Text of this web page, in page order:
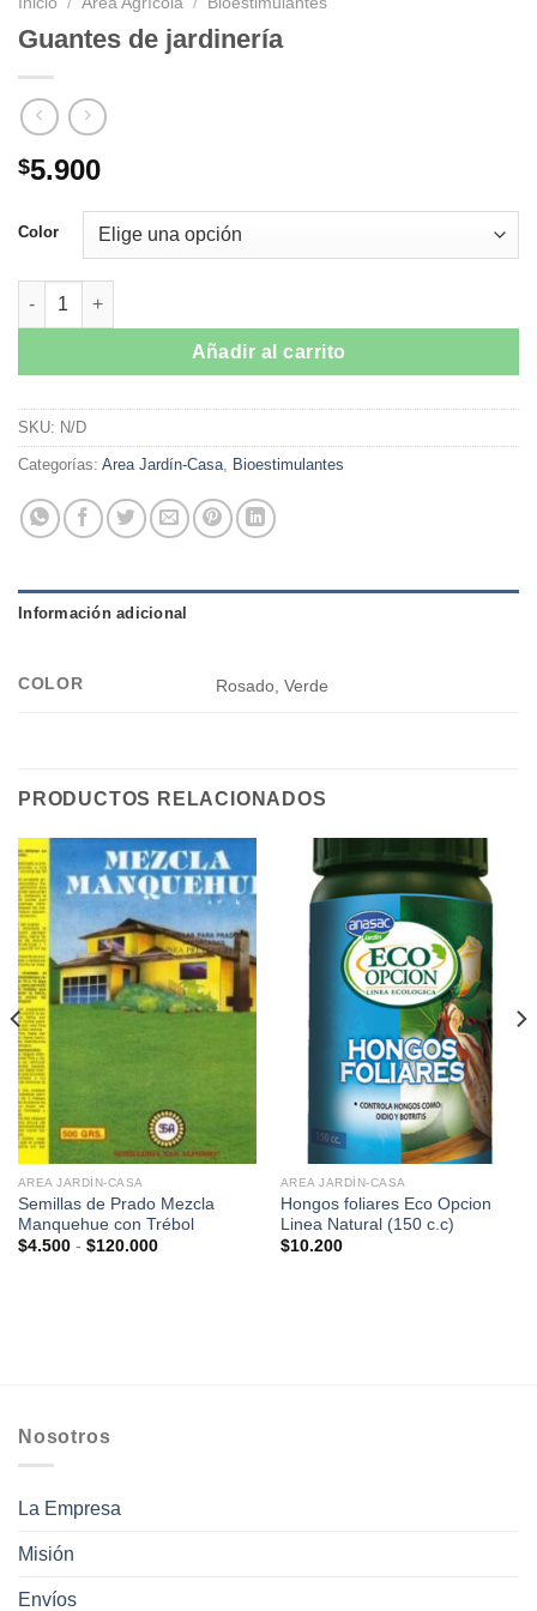
Guantes de jardinería
$5.900
Color
Guantes de jardinería cantidad
Añadir al carrito
SKU: N/D
Categorías: Area Jardín-Casa, Bioestimulantes
Información adicional
COLOR Rosado, Verde
PRODUCTOS RELACIONADOS
AREA JARDÍN-CASA
Semillas de Prado Mezcla
Manquehue con Trébol
$4.500 - $120.000Rango
AREA JARDÍN-CASA
Hongos foliares Eco Opcion
Linea Natural (150 c.c)
$10.200
Nosotros
La Empresa
Misión
Envíos